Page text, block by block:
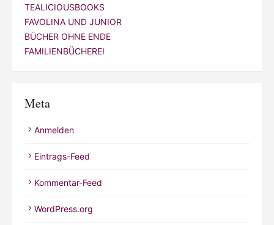
TEALICIOUSBOOKS
FAVOLINA UND JUNIOR
BÜCHER OHNE ENDE
FAMILIENBÜCHEREI
Meta
Anmelden
Eintrags-Feed
Kommentar-Feed
WordPress.org